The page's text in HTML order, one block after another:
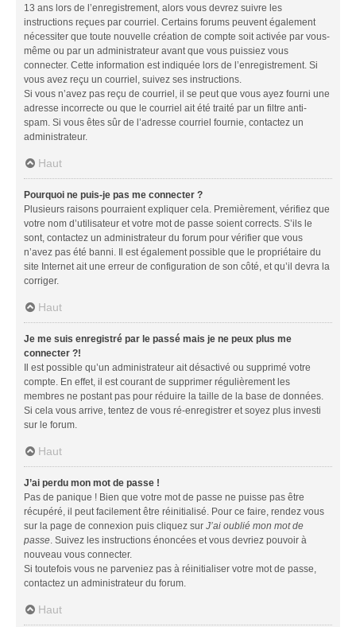
13 ans lors de l’enregistrement, alors vous devrez suivre les
instructions reçues par courriel. Certains forums peuvent également
nécessiter que toute nouvelle création de compte soit activée par vous-
même ou par un administrateur avant que vous puissiez vous
connecter. Cette information est indiquée lors de l’enregistrement. Si
vous avez reçu un courriel, suivez ses instructions.
Si vous n’avez pas reçu de courriel, il se peut que vous ayez fourni une
adresse incorrecte ou que le courriel ait été traité par un filtre anti-
spam. Si vous êtes sûr de l’adresse courriel fournie, contactez un
administrateur.
Haut
Pourquoi ne puis-je pas me connecter ?
Plusieurs raisons pourraient expliquer cela. Premièrement, vérifiez que
votre nom d’utilisateur et votre mot de passe soient corrects. S’ils le
sont, contactez un administrateur du forum pour vérifier que vous
n’avez pas été banni. Il est également possible que le propriétaire du
site Internet ait une erreur de configuration de son côté, et qu’il devra la
corriger.
Haut
Je me suis enregistré par le passé mais je ne peux plus me
connecter ?!
Il est possible qu’un administrateur ait désactivé ou supprimé votre
compte. En effet, il est courant de supprimer régulièrement les
membres ne postant pas pour réduire la taille de la base de données.
Si cela vous arrive, tentez de vous ré-enregistrer et soyez plus investi
sur le forum.
Haut
J’ai perdu mon mot de passe !
Pas de panique ! Bien que votre mot de passe ne puisse pas être
récupéré, il peut facilement être réinitialisé. Pour ce faire, rendez vous
sur la page de connexion puis cliquez sur J’ai oublié mon mot de
passe. Suivez les instructions énoncées et vous devriez pouvoir à
nouveau vous connecter.
Si toutefois vous ne parveniez pas à réinitialiser votre mot de passe,
contactez un administrateur du forum.
Haut